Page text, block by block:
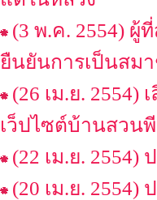
(3 พ.ค. 2554) ผู้
ยืนยันการเป็นสม
(26 เม.ย.
เว็ปไซต์บ้านสวน
(22 เม.ย. 2554)
(20 เม.ย. 2554)